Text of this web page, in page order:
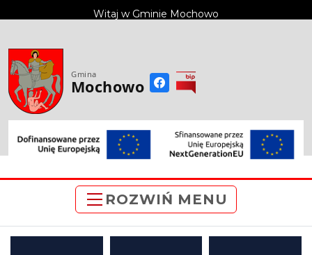
treści
Witaj w Gminie Mochowo
Gmina
Mochowo
ROZWIŃ MENU